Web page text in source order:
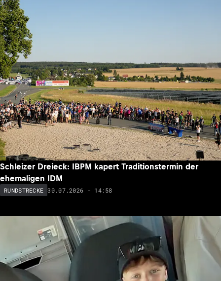
Schleizer Dreieck: IBPM kapert Traditionstermin der
ehemaligen IDM
RUNDSTRECKE 30.07.2026 - 14:58